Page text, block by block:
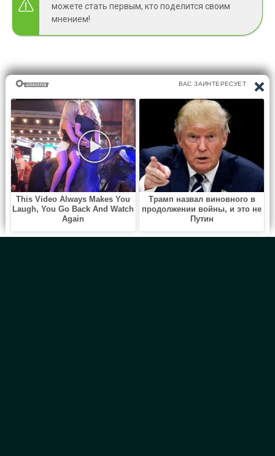
можете стать первым, кто поделится своим
мнением!